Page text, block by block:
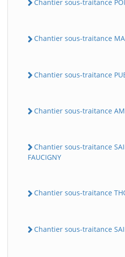
Chantier sous-traitance
Chantier sous-traitance
Chantier sous-traitance
Chantier sous-traitance
Chantier sous-traitance
FAUCIGNY
Chantier sous-traitance
Chantier sous-traitance